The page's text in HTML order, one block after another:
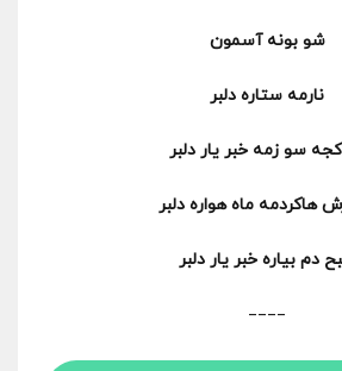
شو بونه آسمون
نارمه ستاره دلبر
سو زمه خبر یار دلبر
هاکردمه ماه هواره دلبر
دم بیاره خبر یار دلبر
____